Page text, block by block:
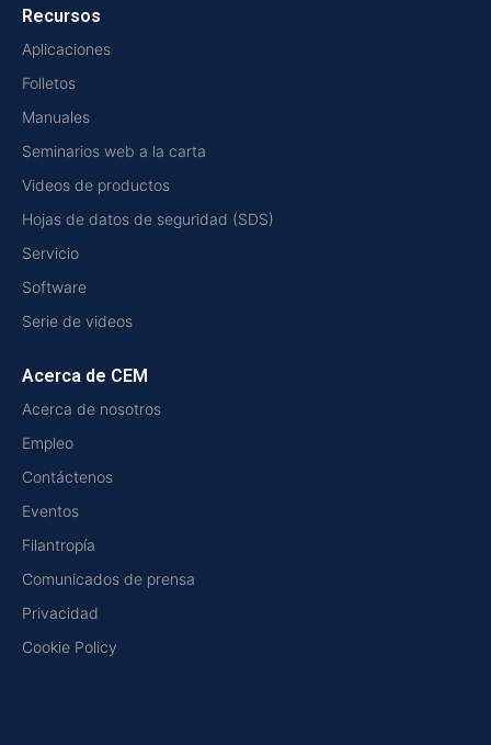
Recursos
Aplicaciones
Folletos
Manuales
Seminarios web a la carta
Videos de productos
Hojas de datos de seguridad (SDS)
Servicio
Software
Serie de videos
Acerca de CEM
Acerca de nosotros
Empleo
Contáctenos
Eventos
Filantropía
Comunicados de prensa
Privacidad
Cookie Policy